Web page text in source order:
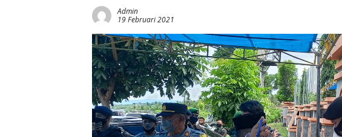
Admin
19 Februari 2021